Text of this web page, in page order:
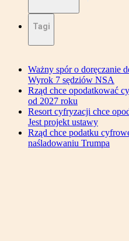
Tagi
Ważny spór o doręczanie
Wyrok 7 sędziów NSA
Rząd chce opodatkować
od 2027 roku
Resort cyfryzacji chce
Jest projekt ustawy
Rząd chce podatku
naśladowaniu Trumpa